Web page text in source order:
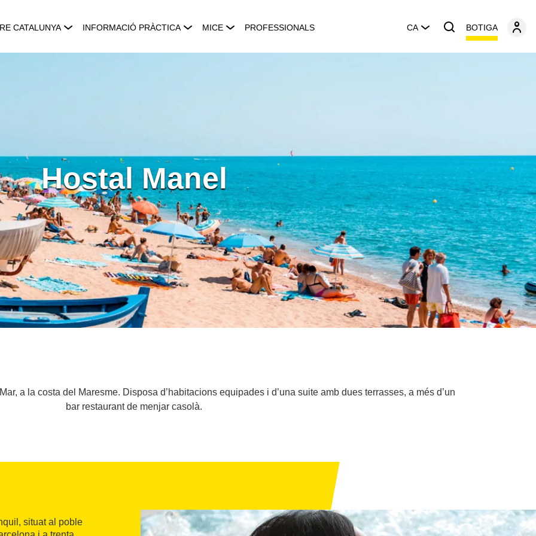
CATALUNYA INFORMACIÓ PRÀCTICA MICE PROFESSIONALS CA BOTIGA
Hostal Manel
a la costa del Maresme. Disposa d’habitacions equipades i d’una suite amb dues terrasses, a més d’un
bar restaurant de menjar casolà.
situat al poble